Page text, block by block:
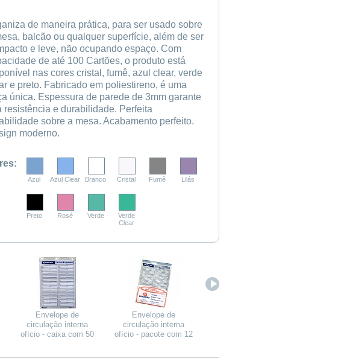
de maneira prática, para ser usado sobre
balcão ou qualquer superfície, além de ser
e leve, não ocupando espaço. Com
de até 100 Cartões, o produto está
nas cores cristal, fumê, azul clear, verde
e preto. Fabricado em poliestireno, é uma
única. Espessura de parede de 3mm garante
resistência e durabilidade. Perfeita
sobre a mesa. Acabamento perfeito.
moderno.
Azul Azul Clear Branco Cristal Fumê Lilás
Preto Rosé Verde
Verde
Clear
Envelope de
circulação interna
ofício - caixa com 50
Envelope de
circulação interna
ofício - pacote com 12